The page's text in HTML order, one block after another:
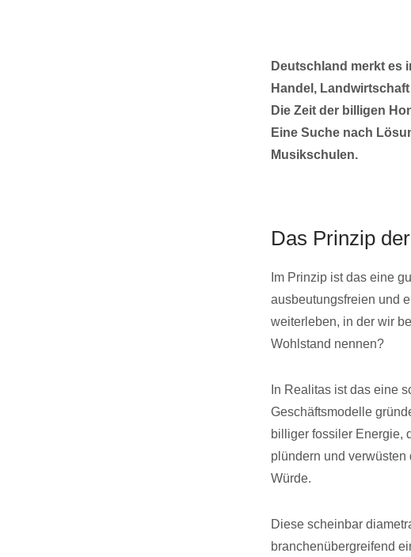
Deutschland merkt es
Handel,
Die Zeit der billigen
Eine Suche nach
Musikschulen.
Das Prinzip
Im Prinzip ist das eine
ausbeutungsfreien und
weiterleben, in der wir
Wohlstand nennen?
In Realitas ist das eine
Geschäftsmodelle
billiger fossiler Energie,
plündern und
Würde.
Diese scheinbar
branchenübergreifend